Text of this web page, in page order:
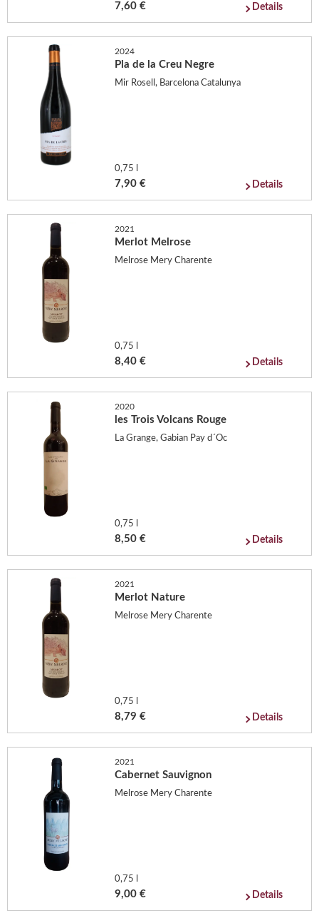
7,60 € Details
2024
Pla de la Creu Negre
Mir Rosell, Barcelona Catalunya
0,75 l
7,90 € Details
2021
Merlot Melrose
Melrose Mery Charente
0,75 l
8,40 € Details
2020
les Trois Volcans Rouge
La Grange, Gabian Pay d´Oc
0,75 l
8,50 € Details
2021
Merlot Nature
Melrose Mery Charente
0,75 l
8,79 € Details
2021
Cabernet Sauvignon
Melrose Mery Charente
0,75 l
9,00 € Details